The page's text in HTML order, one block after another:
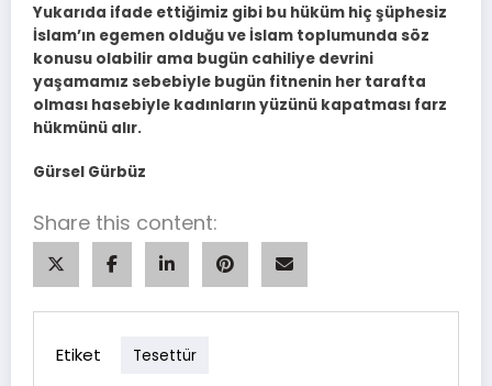
Yukarıda ifade ettiğimiz gibi bu hüküm hiç şüphesiz
İslam’ın egemen olduğu ve İslam toplumunda söz
konusu olabilir ama bugün cahiliye devrini
yaşamamız sebebiyle bugün fitnenin her tarafta
olması hasebiyle kadınların yüzünü kapatması farz
hükmünü alır.
Gürsel Gürbüz
Share this content:
Etiket Tesettür